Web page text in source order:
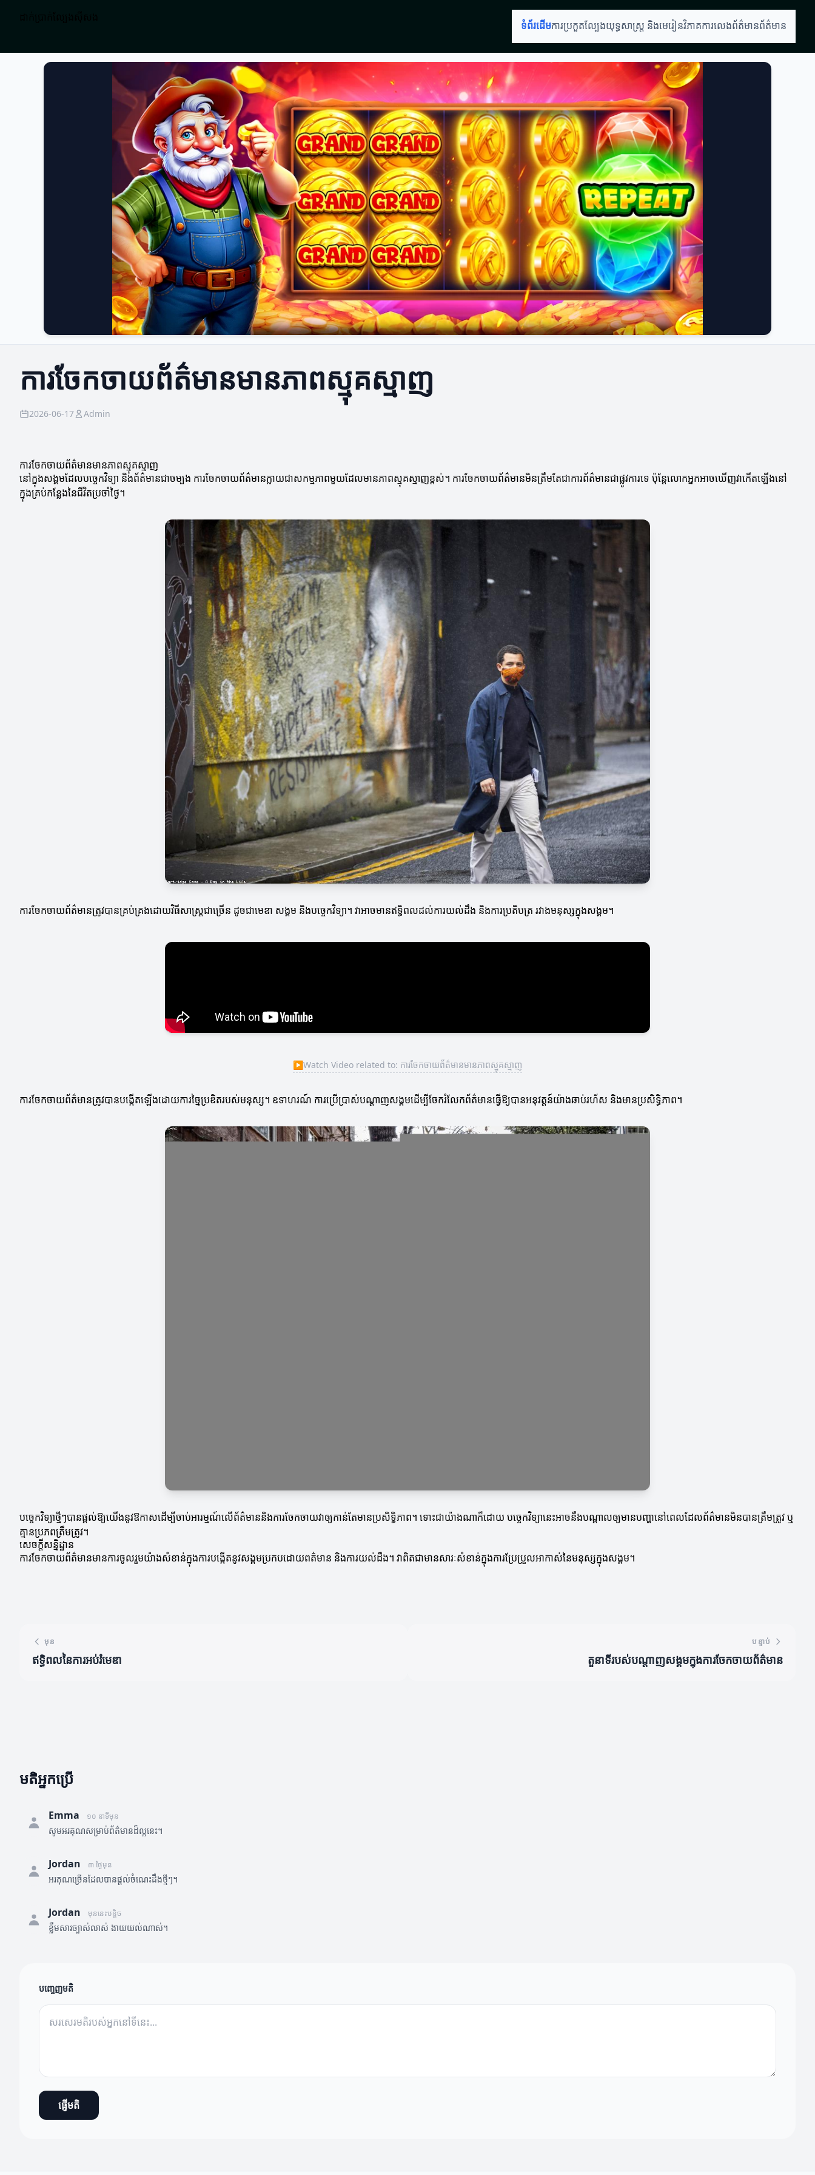
ទំព័រដើមការប្រកួតល្បែងយុទ្ធសាស្ត្រ និងមេរៀនវិភាគការលេងព័ត៌មានព័ត៌មាន
ការចែកចាយព័ត៌មានមានភាពស្មុគស្មាញ
2026-06-17 Admin
ការចែកចាយព័ត៌មានមានភាពស្មុគស្មាញ
នៅក្នុងសង្គមដែលបច្ចេកវិទ្យា និងព័ត៌មានជាចម្បង ការចែកចាយព័ត៌មានក្លាយជាសកម្មភាពមួយដែលមានភាពស្មុគស្មាញខ្ពស់។ ការចែកចាយព័ត៌មានមិនត្រឹមតែជាការព័ត៌មានជាផ្លូវការទេ ប៉ុន្តែលោកអ្នកអាចឃើញវាកើតឡើងនៅ
ក្នុងគ្រប់កន្លែងនៃជីវិតប្រចាំថ្ងៃ។
ការចែកចាយព័ត៌មានត្រូវបានគ្រប់គ្រងដោយវិធីសាស្ត្រជាច្រើន ដូចជាមេឌា សង្គម និងបច្ចេកវិទ្យា។ វាអាចមានឥទ្ធិពលដល់ការយល់ដឹង និងការប្រតិបត្រ រវាងមនុស្សក្នុងសង្គម។
▶Watch Video related to: ការចែកចាយព័ត៌មានមានភាពស្មុគស្មាញ
ការចែកចាយព័ត៌មានត្រូវបានបង្កើតឡើងដោយការច្នៃប្រឌិតរបស់មនុស្ស។ ឧទាហរណ៍ ការប្រើប្រាស់បណ្តាញសង្គមដើម្បីចែករំលែកព័ត៌មានធ្វើឱ្យបានអនុវត្តន៍យ៉ាងឆាប់រហ័ស និងមានប្រសិទ្ធិភាព។
បច្ចេកវិទ្យាថ្មីៗបានផ្តល់ឱ្យយើងនូវឱកាសដើម្បីចាប់អារម្មណ៍លើព័ត៌មាននិងការចែកចាយវាឲ្យកាន់តែមានប្រសិទ្ធិភាព។ ទោះជាយ៉ាងណាក៏ដោយ បច្ចេកវិទ្យានេះអាចនឹងបណ្តាលឲ្យមានបញ្ហានៅពេលដែលព័ត៌មានមិនបានត្រឹមត្រូវ ឬ
គ្មានប្រភពត្រឹមត្រូវ។
សេចក្ដីសន្និដ្ឋាន
ការចែកចាយព័ត៌មានមានការចូលរួមយ៉ាងសំខាន់ក្នុងការបង្កើតនូវសង្គមប្រកបដោយពត៌មាន និងការយល់ដឹង។ វាពិតជាមានសារៈសំខាន់ក្នុងការប្រែប្រួលអាកាស់នៃមនុស្សក្នុងសង្គម។
មុន
ឥទ្ធិពលនៃការអប់រំមេឌា
បន្ទាប់
តួនាទីរបស់បណ្តាញសង្គមក្នុងការចែកចាយព័ត៌មាន
មតិអ្នកប្រើ
Emma ១០ នាទីមុន
សូមអរគុណសម្រាប់ព័ត៌មានដ៏ល្អនេះ។
Jordan ៣ ថ្ងៃមុន
អរគុណច្រើនដែលបានផ្តល់ចំណេះដឹងថ្មីៗ។
Jordan មុននេះបន្តិច
ខ្លឹមសារច្បាស់លាស់ ងាយយល់ណាស់។
បញ្ចេញមតិ
ផ្ញើមតិ